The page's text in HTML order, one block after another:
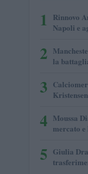
1
Rinnovo
Napoli e
2 la
3
4 Moussa
mercato
5 Giulia